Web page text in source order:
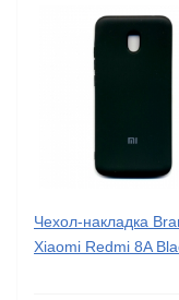
Чехол-накладка
Xiaomi Redmi 8A